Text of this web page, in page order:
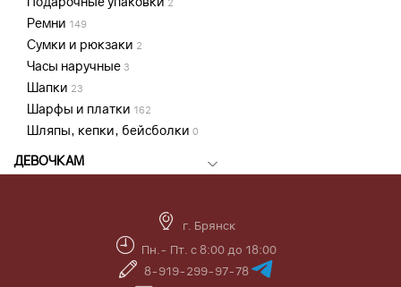
Ремни 149
Сумки и рюкзаки 2
Часы наручные 3
Шапки 23
Шарфы и платки 162
Шляпы, кепки, бейсболки 0
ДЕВОЧКАМ
г. Брянск
Пн.- Пт. с 8:00 до 18:00
8-919-299-97-78